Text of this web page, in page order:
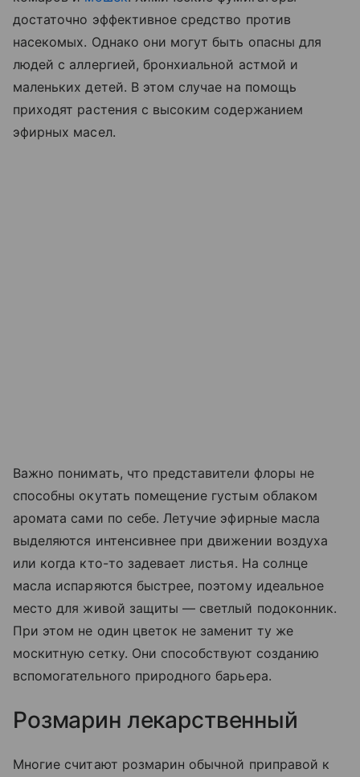
достаточно эффективное средство против
насекомых. Однако они могут быть опасны для
людей с аллергией, бронхиальной астмой и
маленьких детей. В этом случае на помощь
приходят растения с высоким содержанием
эфирных масел.
Важно понимать, что представители флоры не
способны окутать помещение густым облаком
аромата сами по себе. Летучие эфирные масла
выделяются интенсивнее при движении воздуха
или когда кто-то задевает листья. На солнце
масла испаряются быстрее, поэтому идеальное
место для живой защиты — светлый подоконник.
При этом не один цветок не заменит ту же
москитную сетку. Они способствуют созданию
вспомогательного природного барьера.
Розмарин лекарственный
Многие считают розмарин обычной приправой к